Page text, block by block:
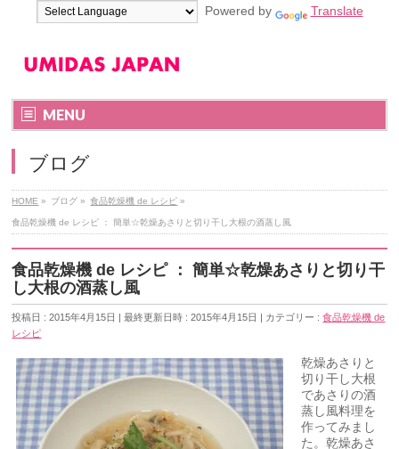
Powered by Translate
MENU
ブログ
HOME » ブログ » 食品乾燥機 de レシピ »
食品乾燥機 de レシピ ： 簡単☆乾燥あさりと切り干し大根の酒蒸し風
食品乾燥機 de レシピ ： 簡単☆乾燥あさりと切り干
し大根の酒蒸し風
投稿日 : 2015年4月15日 最終更新日時 : 2015年4月15日 カテゴリー :食品乾燥機 de
レシピ
乾燥あさりと
切り干し大根
であさりの酒
蒸し風料理を
作ってみまし
た。乾燥あさ